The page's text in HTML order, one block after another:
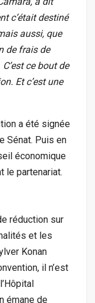
c’était destiné
aussi, que
de frais de
ce bout de
Et c’est une
a été signée
Sénat. Puis en
économique
le partenariat.
réduction sur
et les
Konan
il n’est
émane de